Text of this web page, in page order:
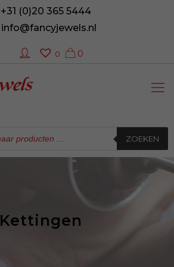
+31 (0)20 365 5444
info@fancyjewels.nl
0
0
ZOEKEN
Kettingen